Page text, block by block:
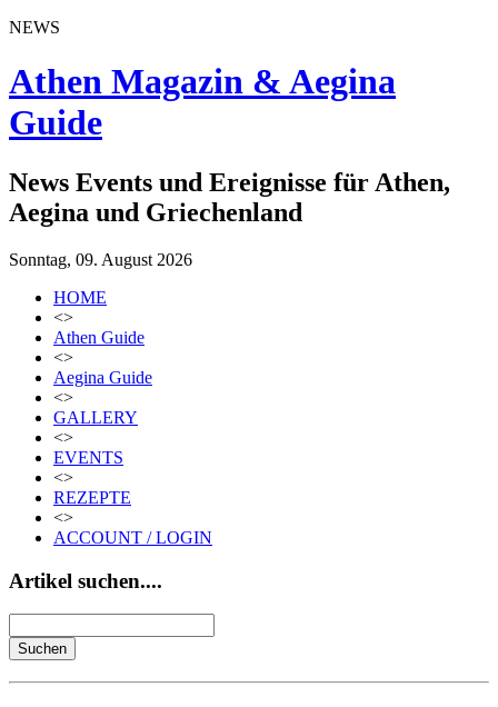
NEWS
Athen Magazin & Aegina
Guide
News Events und Ereignisse für Athen,
Aegina und Griechenland
Sonntag, 09. August 2026
HOME
<>
Athen Guide
<>
Aegina Guide
<>
GALLERY
<>
EVENTS
<>
REZEPTE
<>
ACCOUNT / LOGIN
Artikel suchen....